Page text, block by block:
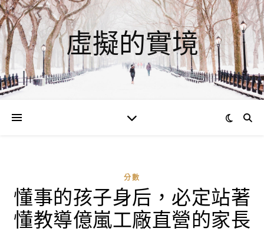
虛擬的實境
分數
懂事的孩子身后，必定站著
懂教導億嵐工廠直營的家長
0